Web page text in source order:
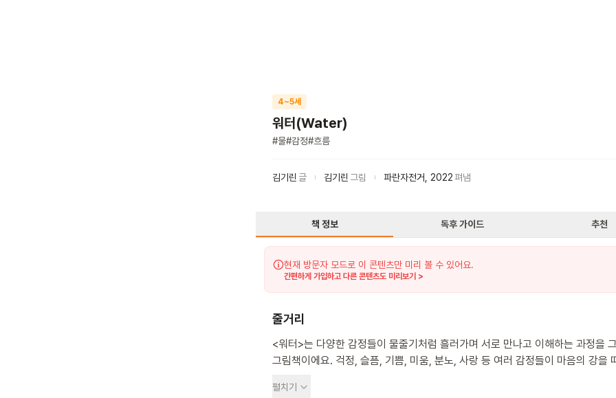
4~5세
워터(Water)
#물#감정#흐름
김기린 글 김기린 그림 파란자전거 2022펴냄
책 정보 독후 가이드 추천
현재 방문자 모드로 이 콘텐츠만 미리 볼 수 있어요.
간편하게 가입하고 다른 콘텐츠도 미리보기 >
줄거리
<워터>는 다양한 감정들이 물줄기처럼 흘러가며 서로 만나고 이해하는 과정을
그림책이에요. 걱정, 슬픔, 기쁨, 미움, 분노, 사랑 등 여러 감정들이 마음의 강을
어려워하지만, 함께 흐르면서 점차 서로를 이해하고 받아들이게 돼요. 때로는 어
펼치기